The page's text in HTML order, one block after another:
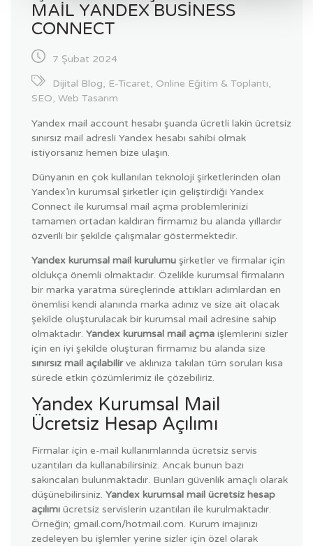
MAIL YANDEX BUSINESS
CONNECT
7 Şubat 2024
Dijital Blog, E-Ticaret, Online Eğitim & Toplantı,
SEO, Web Tasarım
Yandex mail account hesabı şuanda ücretli lakin ücretsiz
sınırsız mail adresli Yandex hesabı sahibi olmak
istiyorsanız hemen bize ulaşın.
Dünyanın en çok kullanılan teknoloji şirketlerinden olan
Yandex’in kurumsal şirketler için geliştirdiği Yandex
Connect ile kurumsal mail açma problemlerinizi
tamamen ortadan kaldıran firmamız bu alanda yıllardır
özverili bir şekilde çalışmalar göstermektedir.
Yandex kurumsal mail kurulumu şirketler ve firmalar için
oldukça önemli olmaktadır. Özelikle kurumsal firmaların
bir marka yaratma süreçlerinde attıkları adımlardan en
önemlisi kendi alanında marka adınız ve size ait olacak
şekilde oluşturulacak bir kurumsal mail adresine sahip
olmaktadır. Yandex kurumsal mail açma işlemlerini sizler
için en iyi şekilde oluşturan firmamız bu alanda size
sınırsız mail açılabilirve aklınıza takılan tüm soruları kısa
sürede etkin çözümlerimiz ile çözebiliriz.
Yandex Kurumsal Mail
Ücretsiz Hesap Açılımı
Firmalar için e-mail kullanımlarında ücretsiz servis
uzantıları da kullanabilirsiniz. Ancak bunun bazı
sakıncaları bulunmaktadır. Bunları güvenlik amaçlı olarak
düşünebilirsiniz. Yandex kurumsal mail ücretsiz hesap
açılımı ücretsiz servislerin uzantıları ile kurulmaktadır.
Örneğin; gmail.com/hotmail.com. Kurum imajınızı
zedeleyen bu işlemler yerine sizler için özel olarak